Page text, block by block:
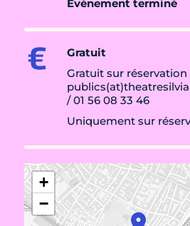
Évènement terminé
Gratuit
Gratuit sur réservation
/ 01 56 08 33 46
Uniquement sur
+
−